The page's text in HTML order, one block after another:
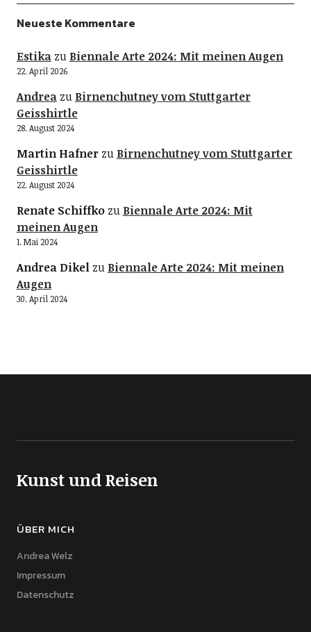
Neueste Kommentare
Estikazu Biennale Arte 2024: Mit meinen Augen
22. April 2026
Andreazu Birnenchutney vom Stuttgarter
Geisshirtle
28. August 2024
Martin Hafnerzu Birnenchutney vom Stuttgarter
Geisshirtle
22. August 2024
Renate Schiffkozu Biennale Arte 2024: Mit
meinen Augen
1. Mai 2024
Andrea Dikelzu Biennale Arte 2024: Mit meinen
Augen
30. April 2024
Kunst und Reisen
ÜBER MICH
Andrea Welz
Impressum
Datenschutz